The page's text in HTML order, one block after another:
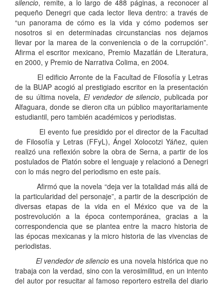
silencio, remite, a lo largo de 488 páginas, a reconocer al
pequeño Denegri que cada lector lleva dentro: a través de
“un panorama de cómo es la vida y cómo podemos ser
nosotros si en determinadas circunstancias nos dejamos
llevar por la marea de la conveniencia o de la corrupción”.
Afirma el escritor mexicano, Premio Mazatlán de Literatura,
en 2000, y Premio de Narrativa Colima, en 2004.
El edificio Arronte de la Facultad de Filosofía y Letras
de la BUAP acogió al prestigiado escritor en la presentación
de su última novela,El vendedor de silencio, publicada por
Alfaguara, donde se dieron cita un público mayoritariamente
estudiantil, pero también académicos y periodistas.
El evento fue presidido por el director de la Facultad
de Filosofía y Letras (FFyL), Ángel Xolocotzi Yáñez, quien
realizó una reflexión sobre la obra de Serna, a partir de los
postulados de Platón sobre el lenguaje y relacionó a Denegri
con lo más negro del periodismo en este país.
Afirmó que la novela “deja ver la totalidad más allá de
la particularidad del personaje”, a partir de la descripción de
diversas etapas de la vida en el México que va de la
postrevolución a la época contemporánea, gracias a la
correspondencia que se plantea entre la macro historia de
las épocas mexicanas y la micro historia de las vivencias de
periodistas.
El vendedor de silencioes una novela histórica que no
trabaja con la verdad, sino con la verosimilitud, en un intento
del autor por resucitar al famoso reportero estrella del diario